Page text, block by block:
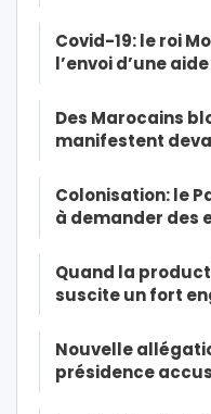
Covid-19: le roi
l’envoi d’une
Des Marocains
manifestent
Colonisation: le
à demander des
Quand la
suscite un fort
Nouvelle
présidence